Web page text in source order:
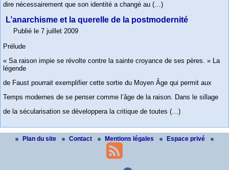
dire nécessairement que son identité a changé au (…)
L’anarchisme et la querelle de la postmodernité
Publié le 7 juillet 2009
Prélude
« Sa raison impie se révolte contre la sainte croyance de ses pères. » La
légende
de Faust pourrait exemplifier cette sortie du Moyen Âge qui permit aux
Temps modernes de se penser comme l’âge de la raison. Dans le sillage
de la sécularisation se développera la critique de toutes (…)
Plan du site Contact Mentions légales Espace privé